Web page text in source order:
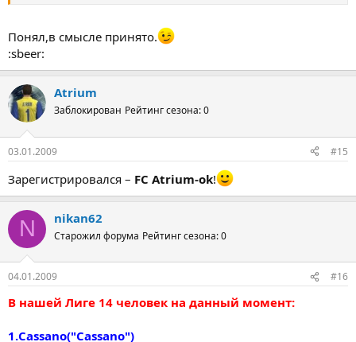
Понял,в смысле принято.
:sbeer:
Atrium
Заблокирован Рейтинг сезона: 0
03.01.2009 #15
Зарегистрировался – FC Atrium-ok!
N nikan62
Старожил форума Рейтинг сезона: 0
04.01.2009 #16
В нашей Лиге 14 человек на данный момент:
1.Cassano("Cassano")